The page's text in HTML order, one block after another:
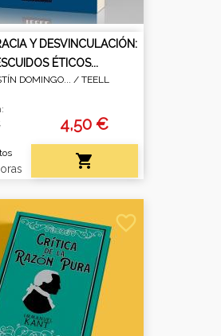
Y DESVINCULACIÓN:
ÉTICOS...
DOMINGO... / TEELL
4,50 €

favorite_border